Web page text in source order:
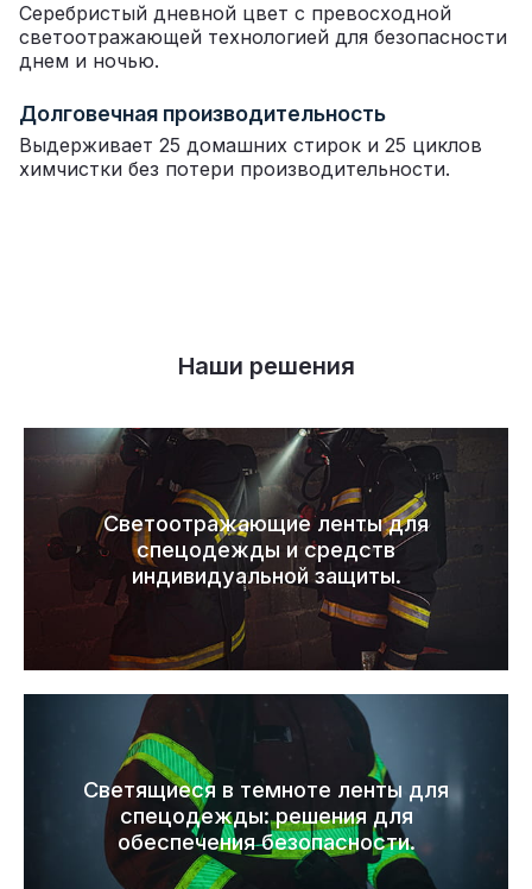
Серебристый дневной цвет с превосходной
светоотражающей технологией для безопасности
днем ​​и ночью.
Долговечная производительность
Выдерживает 25 домашних стирок и 25 циклов
химчистки без потери производительности.
Наши решения
Светоотражающие ленты для
спецодежды и средств
индивидуальной защиты.
Светящиеся в темноте ленты для
спецодежды: решения для
обеспечения безопасности.